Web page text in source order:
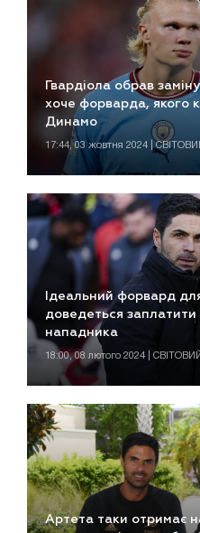
Гвардіола обрав
хоче форварда, якого
Динамо
17:44, 03 жовтня 2024 |
Ідеальний форвард
доведеться
нападника
18:00, 08 лютого 2024 |
Артета таки отримає